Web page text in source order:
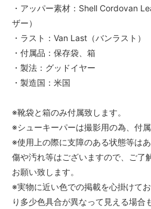
・アッパー素材：Shell Cordovan
ザー）
・ラスト：Van Last（バンラスト）
・付属品：保存袋、箱
・製法：グッドイヤー
・製造国：米国
※靴袋と箱のみ付属致します。
※シューキーパーは撮影用の為、付属
※使用上の際に支障のある状態等は
傷や汚れ等はございますので、ご了
お願い致します。
※実物に近い色での掲載を心掛けて
り多少色具合が異なって見える場合